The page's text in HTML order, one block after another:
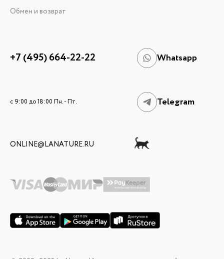
Обмен и возврат
+7 (495) 664-22-22 Whatsapp
c 9:00 до 18:00 Пн. - Пт. Telegram
ONLINE@LANATURE.RU